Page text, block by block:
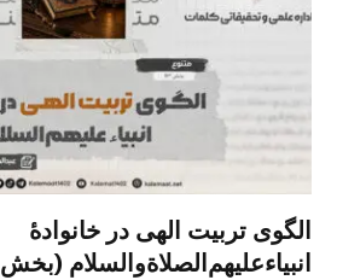
الگوی تربیت الهی در خانوادۀ
انبیاءعلیهم‌الصلاةو‌السلام (بخش ۱۱۳)